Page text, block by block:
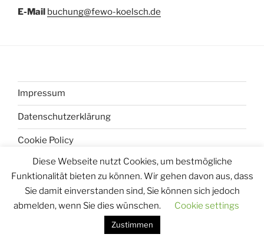
E-Mail buchung@fewo-koelsch.de
Impressum
Datenschutzerklärung
Cookie Policy
Datenschutzerklärung Stolz präsentiert von WordPress
Diese Webseite nutzt Cookies, um bestmögliche
Funktionalität bieten zu können. Wir gehen davon aus, dass
Sie damit einverstanden sind, Sie können sich jedoch
abmelden, wenn Sie dies wünschen.
Cookie settings
Zustimmen